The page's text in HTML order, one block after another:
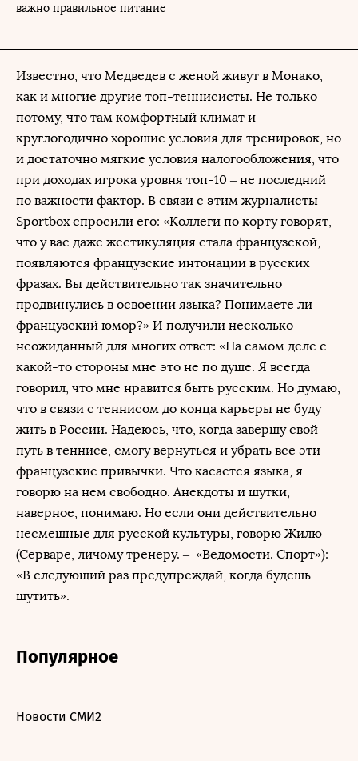
важно правильное питание
Известно, что Медведев с женой живут в Монако,
как и многие другие топ-теннисисты. Не только
потому, что там комфортный климат и
круглогодично хорошие условия для тренировок, но
и достаточно мягкие условия налогообложения, что
при доходах игрока уровня топ-10 – не последний
по важности фактор. В связи с этим журналисты
Sportbox спросили его: «Коллеги по корту говорят,
что у вас даже жестикуляция стала французской,
появляются французские интонации в русских
фразах. Вы действительно так значительно
продвинулись в освоении языка? Понимаете ли
французский юмор?» И получили несколько
неожиданный для многих ответ: «На самом деле с
какой-то стороны мне это не по душе. Я всегда
говорил, что мне нравится быть русским. Но думаю,
что в связи с теннисом до конца карьеры не буду
жить в России. Надеюсь, что, когда завершу свой
путь в теннисе, смогу вернуться и убрать все эти
французские привычки. Что касается языка, я
говорю на нем свободно. Анекдоты и шутки,
наверное, понимаю. Но если они действительно
несмешные для русской культуры, говорю Жилю
(Серваре, личому тренеру. – «Ведомости. Спорт»):
«В следующий раз предупреждай, когда будешь
шутить».
Популярное
Новости СМИ2